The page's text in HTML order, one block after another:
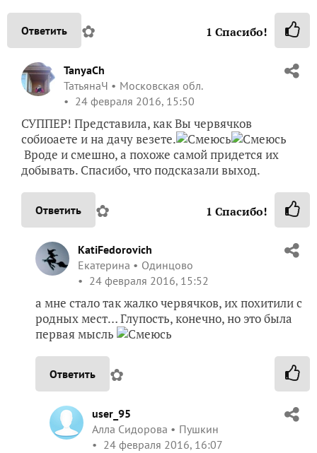
Ответить ✿ 1 Спасибо!
TanyaCh
ТатьянаЧ
Московская обл.
24 февраля 2016, 15:50
СУППЕР! Представила, как Вы червячков
собиоаете и на дачу везете.
Вроде и смешно, а похоже самой придется их
добывать. Спасибо, что подсказали выход.
Ответить ✿ 1 Спасибо!
KatiFedorovich
Екатерина
Одинцово
24 февраля 2016, 15:52
а мне стало так жалко червячков, их похитили с
родных мест… Глупость, конечно, но это была
первая мысль
Ответить ✿
user_95
Алла Сидорова
Пушкин
24 февраля 2016, 16:07